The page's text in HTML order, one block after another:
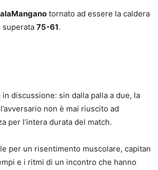
tornato ad essere la caldera
superata 75-61.
discussione: sin dalla palla a due, la
non è mai riuscito ad
per l’intera durata del match.
per un risentimento muscolare, capitan
e i ritmi di un incontro che hanno